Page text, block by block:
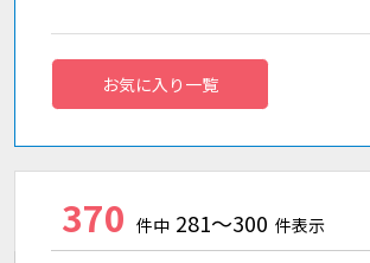
お気に入り一覧
370 件中 281～300 件表示